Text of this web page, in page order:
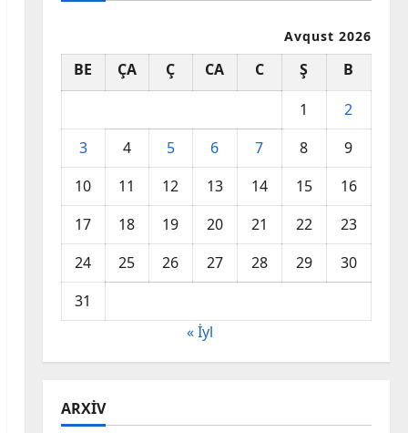
Avqust 2026
BE ÇA Ç CA C Ş
B
1
2
3
4 5 6 7 8
9
10
11 12 13 14 15
16
17
18 19 20 21 22
23
24
25 26 27 28 29
30
31
« İyl
ARXIV